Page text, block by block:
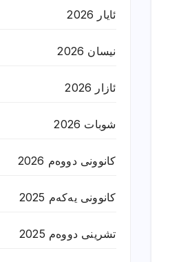
ئایار 2026
نیسان 2026
ئازار 2026
شوبات 2026
کانوونی دووەم 2026
کانوونی یەکەم 2025
تشرینی دووەم 2025